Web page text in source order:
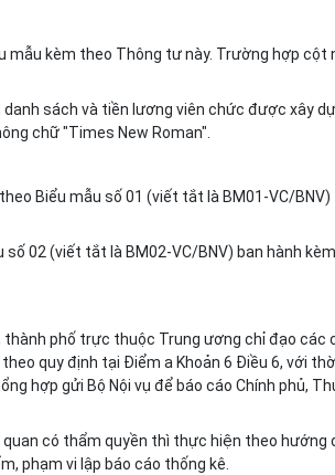
kèm theo Thông tư này. Trường hợp cột
sách và tiền lương viên chức được xây
chữ "Times New Roman".
Biểu mẫu số 01 (viết tắt là BM01-VC/BNV)
số 02 (viết tắt là BM02-VC/BNV) ban hành kèm
thành phố trực thuộc Trung ương chỉ đạo các
quy định tại Điểm a Khoản 6 Điều 6, với
hợp gửi Bộ Nội vụ để báo cáo Chính phủ,
có thẩm quyền thì thực hiện theo hướng
phạm vi lập báo cáo thống kê.